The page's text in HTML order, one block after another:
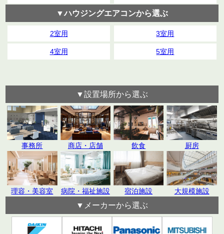
▼ハウジングエアコンから選ぶ
2室用 3室用
4室用 5室用
▼設置場所から選ぶ
事務所 商店・店舗 飲食 厨房
理容・美容室 病院・福祉施設 宿泊施設 大規模施設
▼メーカーから選ぶ